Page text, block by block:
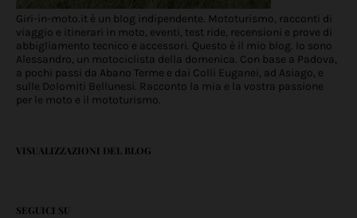
Giri-in-moto.it è un blog indipendente. Mototurismo, racconti di
viaggio e itinerari in moto, eventi, test ride, recensioni e prove di
abbigliamento tecnico e accessori. Questo è il mio blog. Io sono
Alessandro, un motociclista della domenica. Con base a Padova,
a pochi passi da Abano Terme e dai Colli Euganei, ad Asiago, e
sulle Dolomiti Bellunesi. Racconto la mia e la vostra passione
per le moto e il mototurismo.
VISUALIZZAZIONI DEL BLOG
SEGUICI SU